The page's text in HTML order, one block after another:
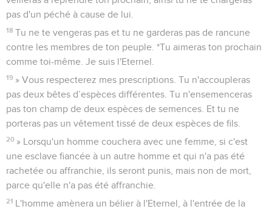
pas d'un péché à cause de lui.
18 Tu ne te vengeras pas et tu ne garderas pas de rancune
contre les membres de ton peuple. *Tu aimeras ton prochain
comme toi-même. Je suis l'Eternel.
19 » Vous respecterez mes prescriptions. Tu n'accoupleras
pas deux bêtes d’espèces différentes. Tu n'ensemenceras
pas ton champ de deux espèces de semences. Et tu ne
porteras pas un vêtement tissé de deux espèces de fils.
20 » Lorsqu'un homme couchera avec une femme, si c'est
une esclave fiancée à un autre homme et qui n'a pas été
rachetée ou affranchie, ils seront punis, mais non de mort,
parce qu'elle n'a pas été affranchie.
21 L'homme amènera un bélier à l'Eternel, à l'entrée de la